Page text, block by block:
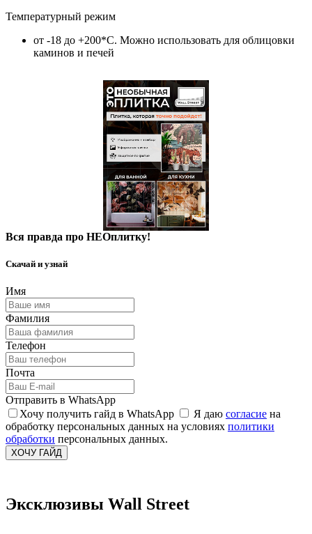
Температурный режим
от -18 до +200*C. Можно использовать для облицовки
каминов и печей
Вся правда про НЕОплитку!
Скачай и узнай
Имя
Фамилия
Телефон
Почта
Отправить в WhatsApp
Хочу получить гайд в WhatsApp
Я даю согласие на
обработку персональных данных на условиях политики
обработки персональных данных.
ХОЧУ ГАЙД
Эксклюзивы Wall Street